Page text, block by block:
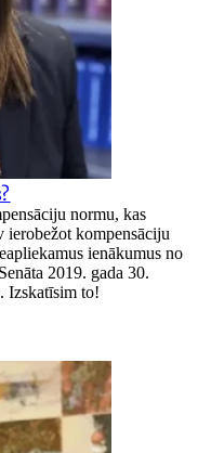
normu, kas
ierobežot kompensāciju
ienākumus no
2019. gada 30.
Izskatīsim to!